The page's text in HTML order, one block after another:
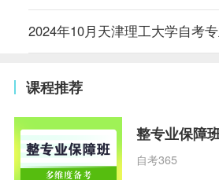
2024年10月天津理工大学自考
课程推荐
整专业保障
自考365